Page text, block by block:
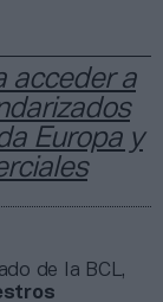
acceder a
Europa y
de la BCL,